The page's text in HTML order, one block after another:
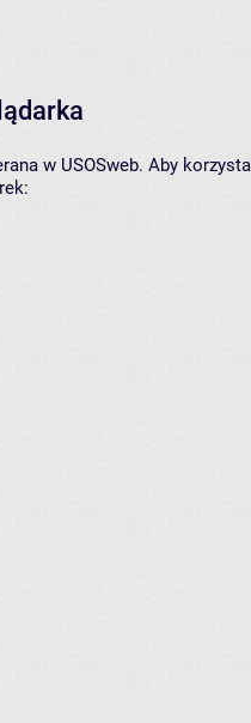
w USOSweb. Aby